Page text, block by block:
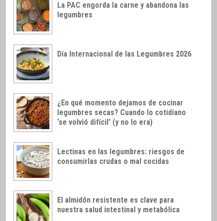
La PAC engorda la carne y abandona las
legumbres
Día Internacional de las Legumbres 2026
¿En qué momento dejamos de cocinar
legumbres secas? Cuando lo cotidiano
‘se volvió difícil’ (y no lo era)
Lectinas en las legumbres: riesgos de
consumirlas crudas o mal cocidas
El almidón resistente es clave para
nuestra salud intestinal y metabólica